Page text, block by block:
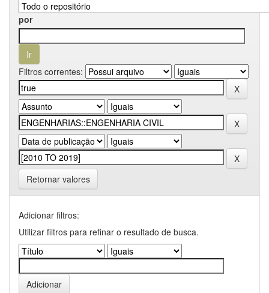
por
Filtros correntes:
Retornar valores
Adicionar filtros:
Utilizar filtros para refinar o resultado de busca.